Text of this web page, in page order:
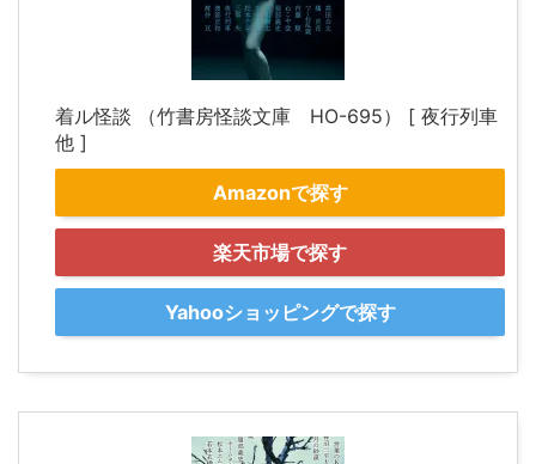
着ル怪談 （竹書房怪談文庫 HO-695） [ 夜行列車
他 ]
Amazonで探す
楽天市場で探す
Yahooショッピングで探す